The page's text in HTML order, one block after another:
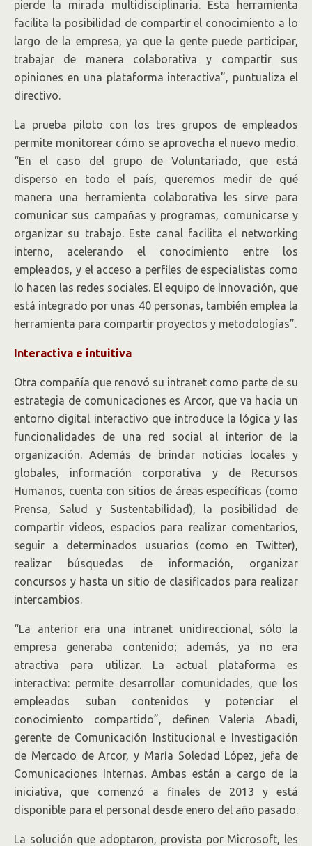
pierde la mirada multidisciplinaria. Esta herramienta
facilita la posibilidad de compartir el conocimiento a lo
largo de la empresa, ya que la gente puede participar,
trabajar de manera colaborativa y compartir sus
opiniones en una plataforma interactiva”, puntualiza el
directivo.
La prueba piloto con los tres grupos de empleados
permite monitorear cómo se aprovecha el nuevo medio.
“En el caso del grupo de Voluntariado, que está
disperso en todo el país, queremos medir de qué
manera una herramienta colaborativa les sirve para
comunicar sus campañas y programas, comunicarse y
organizar su trabajo. Este canal facilita el networking
interno, acelerando el conocimiento entre los
empleados, y el acceso a perfiles de especialistas como
lo hacen las redes sociales. El equipo de Innovación, que
está integrado por unas 40 personas, también emplea la
herramienta para compartir proyectos y metodologías”.
Interactiva e intuitiva
Otra compañía que renovó su intranet como parte de su
estrategia de comunicaciones es Arcor, que va hacia un
entorno digital interactivo que introduce la lógica y las
funcionalidades de una red social al interior de la
organización. Además de brindar noticias locales y
globales, información corporativa y de Recursos
Humanos, cuenta con sitios de áreas específicas (como
Prensa, Salud y Sustentabilidad), la posibilidad de
compartir videos, espacios para realizar comentarios,
seguir a determinados usuarios (como en Twitter),
realizar búsquedas de información, organizar
concursos y hasta un sitio de clasificados para realizar
intercambios.
“La anterior era una intranet unidireccional, sólo la
empresa generaba contenido; además, ya no era
atractiva para utilizar. La actual plataforma es
interactiva: permite desarrollar comunidades, que los
empleados suban contenidos y potenciar el
conocimiento compartido”, definen Valeria Abadi,
gerente de Comunicación Institucional e Investigación
de Mercado de Arcor, y María Soledad López, jefa de
Comunicaciones Internas. Ambas están a cargo de la
iniciativa, que comenzó a finales de 2013 y está
disponible para el personal desde enero del año pasado.
La solución que adoptaron, provista por Microsoft, les